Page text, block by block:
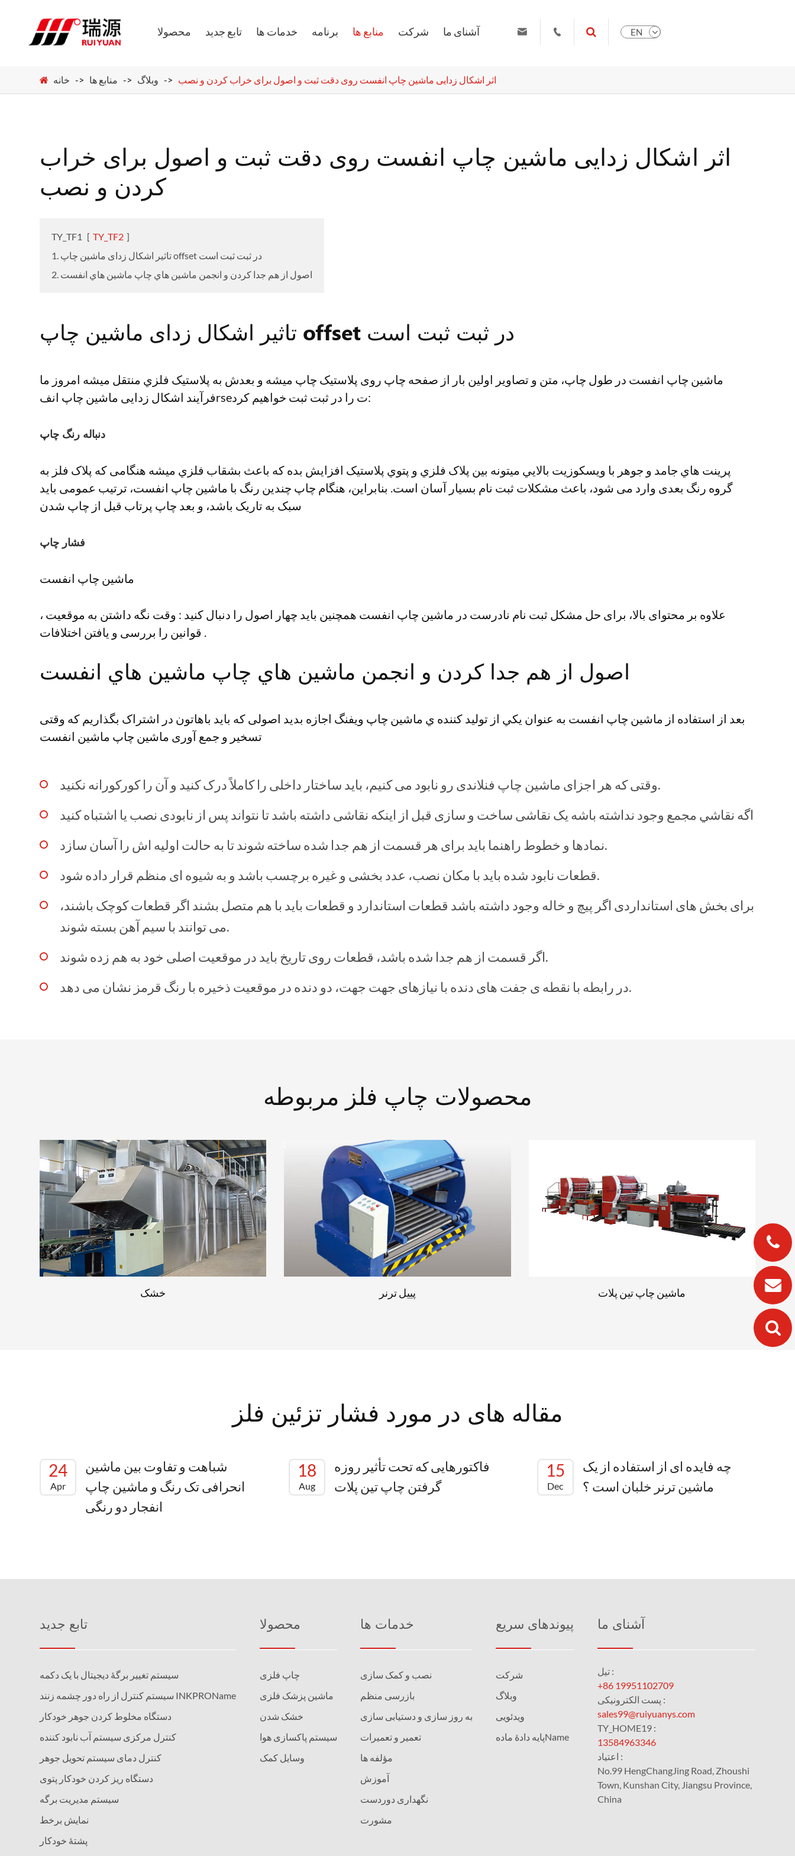
محصولا تابع جدید خدمات ها برنامه منابع ها شرکت آشنای ما   EN
خانه منابع ها وبلاگ اثر اشکال زدایی ماشین چاپ انفست روی دقت ثبت و اصول برای خراب کردن و نصب
اثر اشکال زدایی ماشین چاپ انفست روی دقت ثبت و اصول برای خراب
کردن و نصب
TY_TF1 [ TY_TF2 ]
1. تاثیر اشکال زدای ماشین چاپ offset در ثبت ثبت است
2. اصول از هم جدا کردن و انجمن ماشين هاي چاپ ماشين هاي انفست
تاثیر اشکال زدای ماشین چاپ offset در ثبت ثبت است
ماشين چاپ انفست در طول چاپ، متن و تصاویر اولین بار از صفحه چاپ روی پلاستیک چاپ میشه و بعدش به پلاستيک فلزي منتقل ميشه امروز ما
فرآیند اشکال زدایی ماشین چاپ انفrseت را در ثبت ثبت خواهیم کرد:
دنباله رنگ چاپ
پرينت هاي جامد و جوهر با ويسکوزيت بالايي ميتونه بين پلاک فلزي و پتوي پلاستيک افزايش بده که باعث بشقاب فلزي ميشه هنگامی که پلاک فلز به
گروه رنگ بعدی وارد می شود، باعث مشکلات ثبت نام بسیار آسان است. بنابراین، هنگام چاپ چندین رنگ با ماشین چاپ انفست، ترتیب عمومی باید
سبک به تاریک باشد، و بعد چاپ پرتاب قبل از چاپ شدن
فشار چاپ
ماشین چاپ انفست
علاوه بر محتوای بالا، برای حل مشکل ثبت نام نادرست در ماشین چاپ انفست همچنین باید چهار اصول را دنبال کنید : وقت نگه داشتن به موقعیت ،
قوانین را بررسی و یافتن اختلافات .
اصول از هم جدا کردن و انجمن ماشين هاي چاپ ماشين هاي انفست
بعد از استفاده از ماشین چاپ انفست به عنوان يکي از توليد کننده ي ماشين چاپ ويفنگ اجازه بدید اصولی که باید باهاتون در اشتراک بگذاریم که وقتی
تسخیر و جمع آوری ماشین چاپ ماشین انفست
وقتی که هر اجزای ماشین چاپ فنلاندی رو نابود می کنیم، باید ساختار داخلی را کاملاً درک کنید و آن را کورکورانه نکنید.
اگه نقاشي مجمع وجود نداشته باشه یک نقاشی ساخت و سازی قبل از اینکه نقاشی داشته باشد تا نتواند پس از نابودی نصب یا اشتباه کنید
نمادها و خطوط راهنما باید برای هر قسمت از هم جدا شده ساخته شوند تا به حالت اولیه اش را آسان سازد.
قطعات نابود شده باید با مکان نصب، عدد بخشی و غیره برچسب باشد و به شیوه ای منظم قرار داده شود.
برای بخش های استانداردی اگر پيچ و خاله وجود داشته باشد قطعات استاندارد و قطعات بايد با هم متصل بشند اگر قطعات کوچک باشند،
می توانند با سیم آهن بسته شوند.
اگر قسمت از هم جدا شده باشد، قطعات روی تاریخ باید در موقعیت اصلی خود به هم زده شوند.
در رابطه با نقطه ی جفت های دنده با نیازهای جهت جهت، دو دنده در موقعیت ذخیره با رنگ قرمز نشان می دهد.
محصولات چاپ فلز مربوطه
خشک پییل ترنر
پییل ترنر
ماشین چاپ تین پلات
ماشین چاپ تین پلات
مقاله های در مورد فشار تزئین فلز
24
Apr
شباهت و تفاوت بین ماشین
انحرافی تک رنگ و ماشین چاپ
انفجار دو رنگی
18
Aug
فاکتورهایی که تحت تأثیر روزه
گرفتن چاپ تین پلات
15
Dec
چه فایده ای از استفاده از یک
ماشین ترنر خلبان است ؟
تابع جدید
سیستم تغییر برگۀ دیجیتال با یک دکمه
سیستم کنترل از راه دور چشمه زنند INKPROName
دستگاه مخلوط کردن جوهر خودکار
کنترل مرکزی سیستم آب نابود کننده
کنترل دمای سیستم تحویل جوهر
دستگاه ریز کردن خودکار پتوی
سیستم مدیریت برگه
نمایش برخط
پشتهٔ خودکار
محصولا
چاپ فلزی
ماشین پزشک فلزی
خشک شدن
سیستم پاکسازی هوا
وسایل کمک
خدمات ها
نصب و کمک سازی
بازرسی منظم
به روز سازی و دستیابی سازی
تعمیر و تعمیرات
مؤلفه ها
آموزش
نگهداری دوردست
مشورت
پیوندهای سریع
شرکت
وبلاگ
ویدئویی
پایه دادۀ مادهName
آشنای ما
تیل :
+86 19951102709
پست الکترونیکی :
sales99@ruiyuanys.com
TY_HOME19 :
13584963346
اعتیاد :
No.99 HengChangJing Road, Zhoushi
Town, Kunshan City, Jiangsu Province,
China